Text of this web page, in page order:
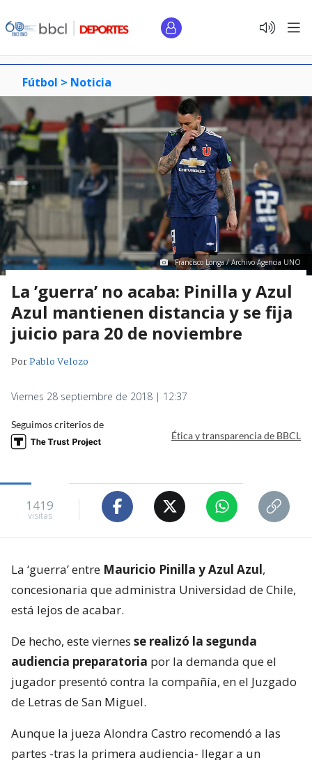
Fútbol > Noticia
Francisco Longa / Archivo Agencia UNO
La ’guerra’ no acaba: Pinilla y Azul
Azul mantienen distancia y se fija
juicio para 20 de noviembre
PorPablo Velozo
Viernes 28 septiembre de 2018 | 12:37
Seguimos criterios de
Ética y transparencia de BBCL
1419
visitas
La ‘guerra’ entre Mauricio Pinilla y Azul Azul,
concesionaria que administra Universidad de Chile,
está lejos de acabar.
De hecho, este viernes se realizó la segunda
audiencia preparatoria por la demanda que el
jugador presentó contra la compañía, en el Juzgado
de Letras de San Miguel.
Aunque la jueza Alondra Castro recomendó a las
partes -tras la primera audiencia- llegar a un